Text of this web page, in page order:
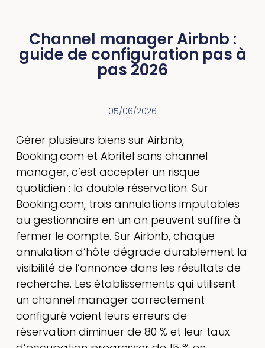
Channel manager Airbnb :
guide de configuration pas à
pas 2026
05/06/2026
Gérer plusieurs biens sur Airbnb,
Booking.com et Abritel sans channel
manager, c’est accepter un risque
quotidien : la double réservation. Sur
Booking.com, trois annulations imputables
au gestionnaire en un an peuvent suffire à
fermer le compte. Sur Airbnb, chaque
annulation d’hôte dégrade durablement la
visibilité de l’annonce dans les résultats de
recherche. Les établissements qui utilisent
un channel manager correctement
configuré voient leurs erreurs de
réservation diminuer de 80 % et leur taux